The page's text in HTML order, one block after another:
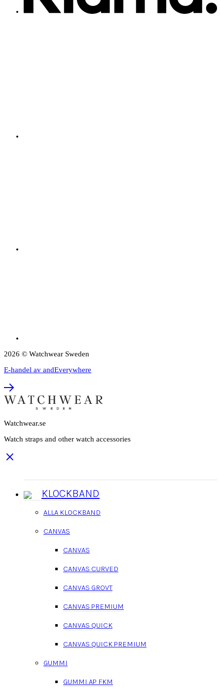
2026 © Watchwear Sweden
E-handel av andEverywhere
Watchwear.se
Watch straps and other watch accessories
KLOCKBAND
ALLA KLOCKBAND
CANVAS
CANVAS
CANVAS CURVED
CANVAS GROVT
CANVAS PREMIUM
CANVAS QUICK
CANVAS QUICK PREMIUM
GUMMI
GUMMI AP FKM